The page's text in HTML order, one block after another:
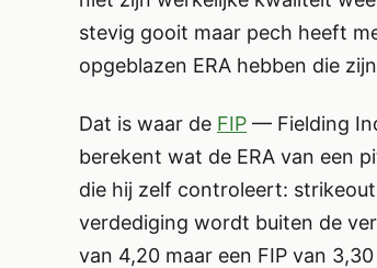
stevig gooit maar pech heeft
opgeblazen ERA hebben die
Dat is waar de FIP — Fielding
berekent wat de ERA van een
die hij zelf controleert:
verdediging wordt buiten de
van 4,20 maar een FIP van